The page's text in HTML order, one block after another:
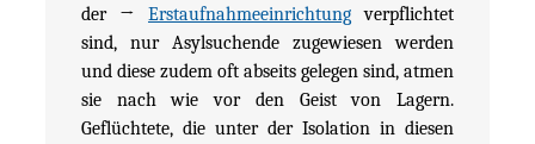
der → Erstaufnahmeeinrichtung verpflichtet
sind, nur Asylsuchende zugewiesen werden
und diese zudem oft abseits gelegen sind, atmen
sie nach wie vor den Geist von Lagern.
Geflüchtete, die unter der Isolation in diesen